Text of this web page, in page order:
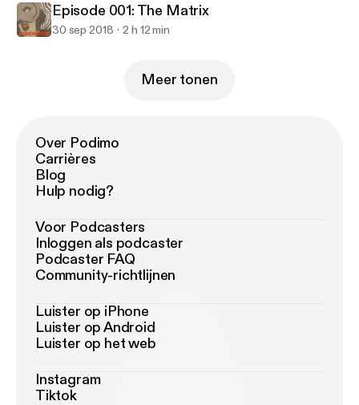
Episode 001: The Matrix
30 sep 2018 2 h 12 min
Meer tonen
Over Podimo
Carrières
Blog
Hulp nodig?
Voor Podcasters
Inloggen als podcaster
Podcaster FAQ
Community-richtlijnen
Luister op iPhone
Luister op Android
Luister op het web
Instagram
Tiktok